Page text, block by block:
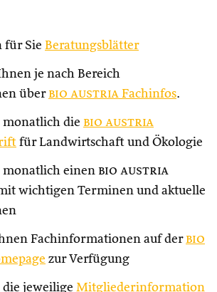
für Sie Beratungsblätter
je nach Bereich
über bio austria Fachinfos.
monatlich die bio austria
für Landwirtschaft und Ökologie
monatlich einen bio austria
wichtigen Terminen und aktuelle
Fachinformationen auf der bio
zur Verfügung
jeweilige Mitgliederinformation